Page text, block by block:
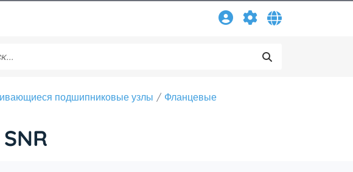
подшипниковые узлы Фланцевые